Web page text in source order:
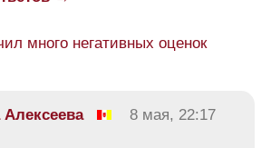
много негативных оценок
Алексеева
8 мая, 22:17